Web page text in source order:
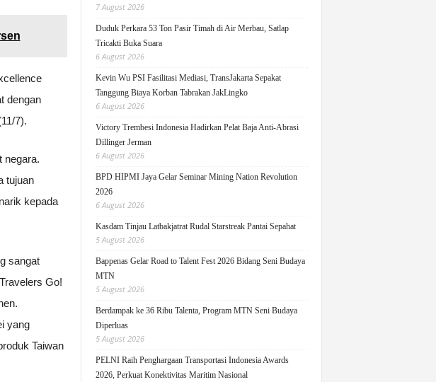
dengan
7).
negara.
tujuan
kepada
sangat
Go!
yang
Taiwan
7 August 2026
Duduk Perkara 53 Ton Pasir Timah di Air Merbau, Satlap
Tricakti Buka Suara
6 August 2026
Kevin Wu PSI Fasilitasi Mediasi, TransJakarta Sepakat
Tanggung Biaya Korban Tabrakan JakLingko
6 August 2026
Victory Trembesi Indonesia Hadirkan Pelat Baja Anti-Abrasi
Dillinger Jerman
6 August 2026
BPD HIPMI Jaya Gelar Seminar Mining Nation Revolution
2026
6 August 2026
Kasdam Tinjau Latbakjatrat Rudal Starstreak Pantai Sepahat
5 August 2026
Bappenas Gelar Road to Talent Fest 2026 Bidang Seni Budaya
MTN
5 August 2026
Berdampak ke 36 Ribu Talenta, Program MTN Seni Budaya
Diperluas
5 August 2026
PELNI Raih Penghargaan Transportasi Indonesia Awards
2026, Perkuat Konektivitas Maritim Nasional